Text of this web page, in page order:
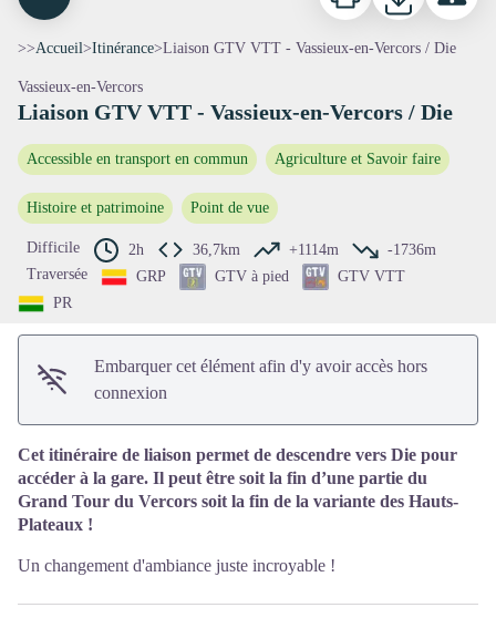
Voir l'image en plein écran
>>Accueil>Itinérance>Liaison GTV VTT - Vassieux-en-Vercors / Die
Vassieux-en-Vercors
Liaison GTV VTT - Vassieux-en-Vercors / Die
Accessible en transport en commun Agriculture et Savoir faire
Histoire et patrimoine Point de vue
Difficile 2h 36,7km +1114m
-1736m
Traversée
GRP GTV à pied
GTV VTT
PR
Embarquer cet élément afin d'y avoir accès hors
connexion
Cet itinéraire de liaison permet de descendre vers Die pour
accéder à la gare. Il peut être soit la fin d’une partie du
Grand Tour du Vercors soit la fin de la variante des Hauts-
Plateaux !
Un changement d'ambiance juste incroyable !